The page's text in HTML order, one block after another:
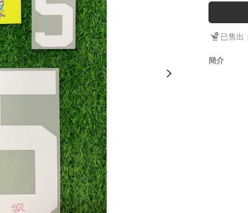
已售出
簡介